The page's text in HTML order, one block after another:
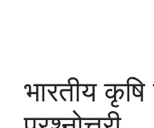
भारतीय